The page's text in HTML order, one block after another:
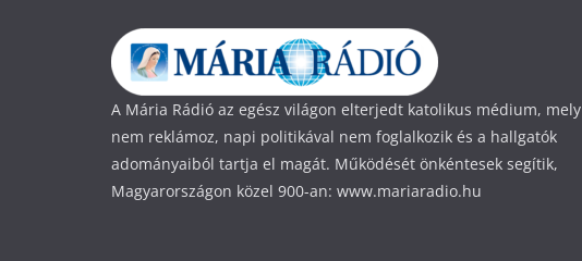
A Mária Rádió az egész világon elterjedt katolikus médium, mely
nem reklámoz, napi politikával nem foglalkozik és a hallgatók
adományaiból tartja el magát. Működését önkéntesek segítik,
Magyarországon közel 900-an: www.mariaradio.hu